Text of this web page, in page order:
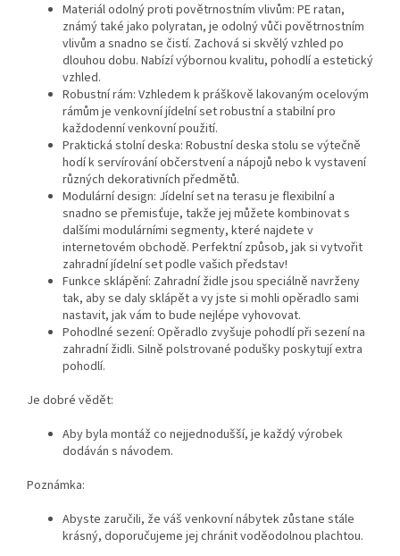
Materiál odolný proti povětrnostním vlivům: PE ratan,
známý také jako polyratan, je odolný vůči povětrnostním
vlivům a snadno se čistí. Zachová si skvělý vzhled po
dlouhou dobu. Nabízí výbornou kvalitu, pohodlí a estetický
vzhled.
Robustní rám: Vzhledem k práškově lakovaným ocelovým
rámům je venkovní jídelní set robustní a stabilní pro
každodenní venkovní použití.
Praktická stolní deska: Robustní deska stolu se výtečně
hodí k servírování občerstvení a nápojů nebo k vystavení
různých dekorativních předmětů.
Modulární design: Jídelní set na terasu je flexibilní a
snadno se přemisťuje, takže jej můžete kombinovat s
dalšími modulárními segmenty, které najdete v
internetovém obchodě. Perfektní způsob, jak si vytvořit
zahradní jídelní set podle vašich představ!
Funkce sklápění: Zahradní židle jsou speciálně navrženy
tak, aby se daly sklápět a vy jste si mohli opěradlo sami
nastavit, jak vám to bude nejlépe vyhovovat.
Pohodlné sezení: Opěradlo zvyšuje pohodlí při sezení na
zahradní židli. Silně polstrované podušky poskytují extra
pohodlí.
Je dobré vědět:
Aby byla montáž co nejjednodušší, je každý výrobek
dodáván s návodem.
Poznámka:
Abyste zaručili, že váš venkovní nábytek zůstane stále
krásný, doporučujeme jej chránit voděodolnou plachtou.